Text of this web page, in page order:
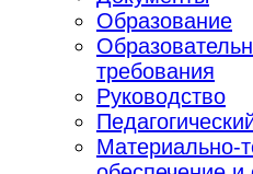
Образование
требования
Руководство
Материально-